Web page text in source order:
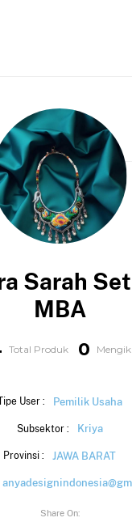
Sarah
MBA
Total Produk 0
User : Pemilik Usaha
Subsektor : Kriya
Provinsi : JAWA BARAT
Share On